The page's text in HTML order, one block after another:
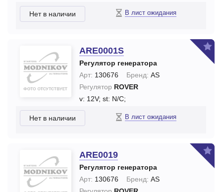
Нет в наличии В лист ожидания
ARE0001S
Регулятор генератора
Арт: 130676 Бренд: AS
Регулятор ROVER
v: 12V; st: N/C;
Нет в наличии В лист ожидания
ARE0019
Регулятор генератора
Арт: 130676 Бренд: AS